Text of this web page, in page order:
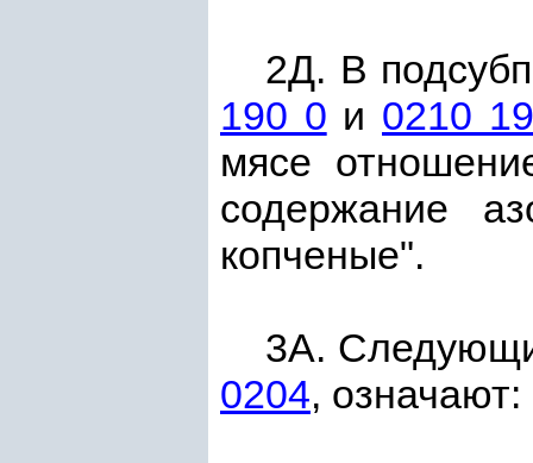
2Д. В
190 0 и 0210
мясе
содержание
копченые".
3А.
0204, означают: